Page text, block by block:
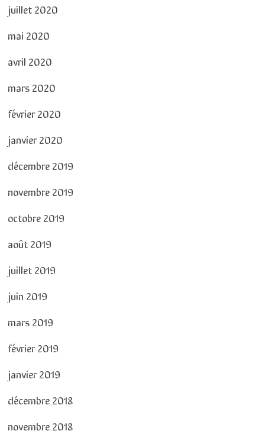
juillet 2020
mai 2020
avril 2020
mars 2020
février 2020
janvier 2020
décembre 2019
novembre 2019
octobre 2019
août 2019
juillet 2019
juin 2019
mars 2019
février 2019
janvier 2019
décembre 2018
novembre 2018